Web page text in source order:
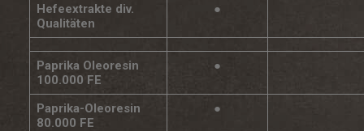
Hefeextrakte div.
Qualitäten
●
Paprika Oleoresin
100.000 FE
●
Paprika-Oleoresin
80.000 FE
●